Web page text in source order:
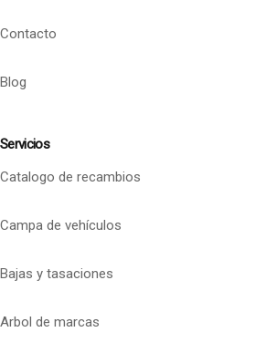
Contacto
Blog
Servicios
Catalogo de recambios
Campa de vehículos
Bajas y tasaciones
Arbol de marcas